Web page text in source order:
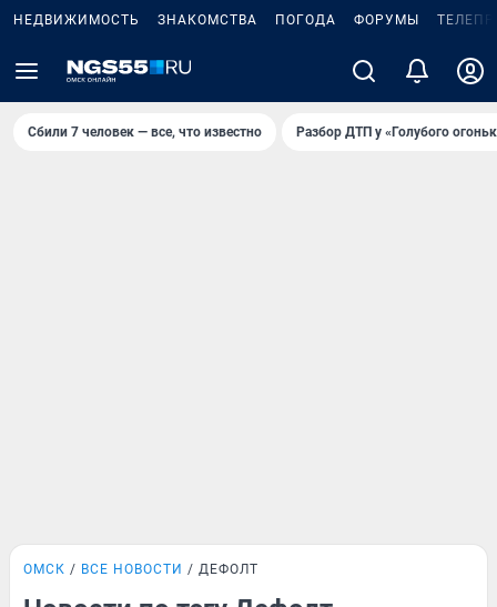
НЕДВИЖИМОСТЬ ЗНАКОМСТВА ПОГОДА ФОРУМЫ
Сбили 7 человек — все, что известно Разбор ДТП у «Голубого
ОМСК ВСЕ НОВОСТИ ДЕФОЛТ